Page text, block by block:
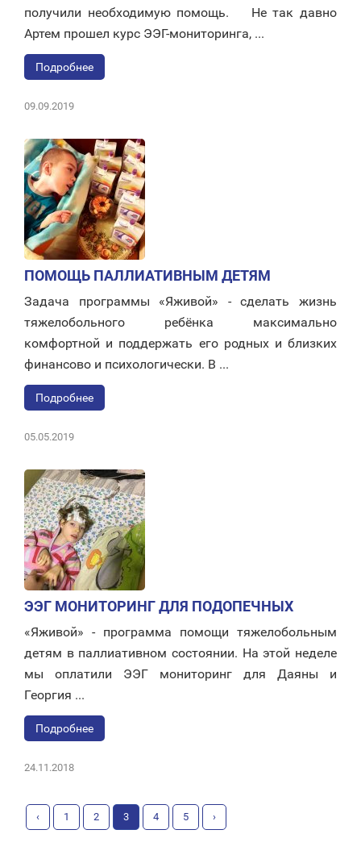
получили необходимую помощь. ⠀ Не так давно
Артем прошел курс ЭЭГ-мониторинга, ...
Подробнее
09.09.2019
ПОМОЩЬ ПАЛЛИАТИВНЫМ ДЕТЯМ
Задача программы «Яживой» - сделать жизнь
тяжелобольного ребёнка максимально
комфортной и поддержать его родных и близких
финансово и психологически. В ...
Подробнее
05.05.2019
ЭЭГ МОНИТОРИНГ ДЛЯ ПОДОПЕЧНЫХ
«Яживой» - программа помощи тяжелобольным
детям в паллиативном состоянии. На этой неделе
мы оплатили ЭЭГ мониторинг для Даяны и
Георгия ...
Подробнее
24.11.2018
‹ 1 2 3 4 5 ›